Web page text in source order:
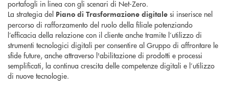
portafogli in linea con gli scenari di Net-Zero.
La strategia del Piano di Trasformazione digitale si inserisce nel
percorso di rafforzamento del ruolo della filiale potenziando
l’efficacia della relazione con il cliente anche tramite l’utilizzo di
strumenti tecnologici digitali per consentire al Gruppo di affrontare le
sfide future, anche attraverso l'abilitazione di prodotti e processi
semplificati, la continua crescita delle competenze digitali e l’utilizzo
di nuove tecnologie.